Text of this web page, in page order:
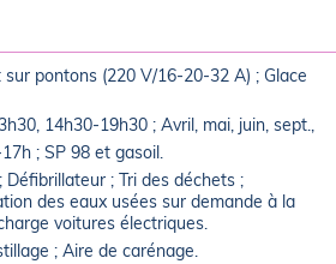
pontons (220 V/16-20-32 A) ; Glace
14h30-19h30 ; Avril, mai, juin, sept.,
; SP 98 et gasoil.
; Tri des déchets ;
des eaux usées sur demande à la
voitures électriques.
; Aire de carénage.